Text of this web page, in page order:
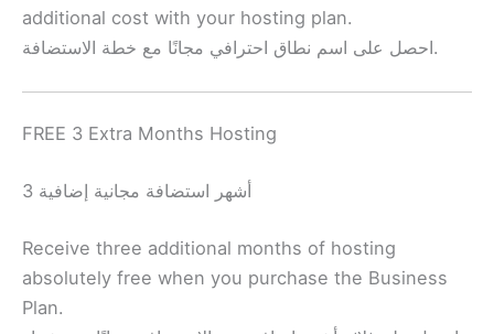
additional cost with your hosting plan.
احصل على اسم نطاق احترافي مجانًا مع خطة الاستضافة.
FREE 3 Extra Months Hosting
3 أشهر استضافة مجانية إضافية
Receive three additional months of hosting
absolutely free when you purchase the Business
Plan.